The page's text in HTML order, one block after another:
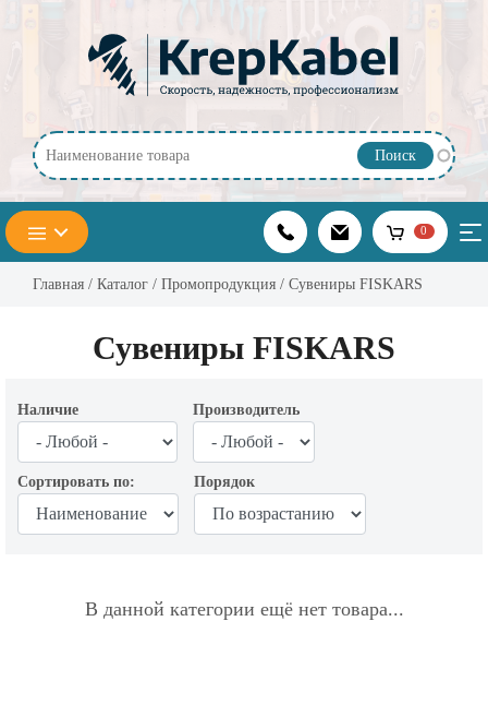
0
Главная / Каталог / Промопродукция / Сувениры FISKARS
Сувениры FISKARS
Наличие Производитель
Сортировать по: Порядок
В данной категории ещё нет товара...